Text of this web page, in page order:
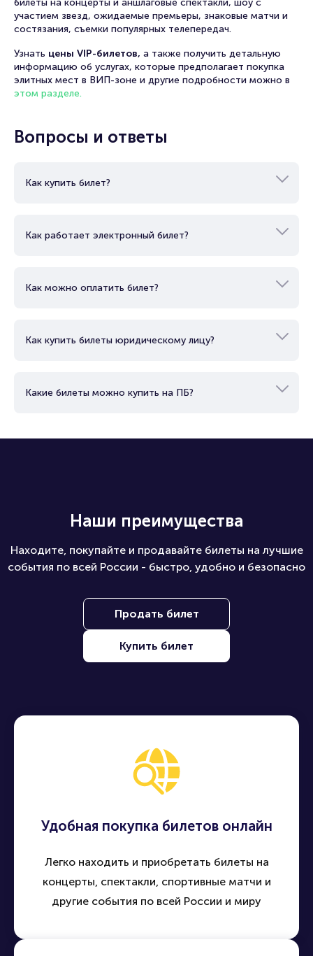
участием звезд, ожидаемые премьеры, знаковые матчи и
состязания, съемки популярных телепередач.
Узнать цены VIP-билетов, а также получить детальную
информацию об услугах, которые предполагает покупка
элитных мест в ВИП-зоне и другие подробности можно в
этом разделе.
Вопросы и ответы
Как купить билет?
Как работает электронный билет?
Как можно оплатить билет?
Как купить билеты юридическому лицу?
Какие билеты можно купить на ПБ?
Наши преимущества
Находите, покупайте и продавайте билеты на лучшие
события по всей России - быстро, удобно и безопасно
Продать билет
Купить билет
Удобная покупка билетов онлайн
Легко находить и приобретать билеты на
концерты, спектакли, спортивные матчи и
другие события по всей России и миру